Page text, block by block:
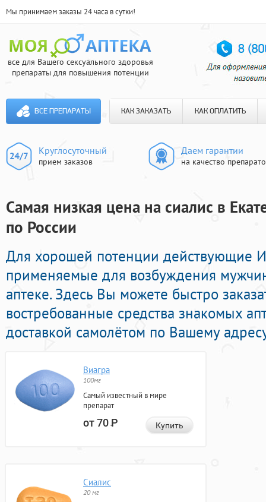
Мы принимаем заказы 24 часа в сутки!
все для Вашего сексуального здоровья
препараты для повышения потенции
ВСЕ ПРЕПАРАТЫ КАК ЗАКАЗАТЬ КАК ОПЛАТИТЬ
Круглосуточный
прием заказов
Даем гарантии
на качество
Самая низкая цена на сиалис в
по России
Для хорошей потенции действующие
применяемые для возбуждения
аптеке. Здесь Вы можете быстро
востребованные средства знакомых
доставкой самолётом по Вашему
Виагра
100мг
Самый известный в мире
препарат
от 70Р Купить
Сиалис
20 мг